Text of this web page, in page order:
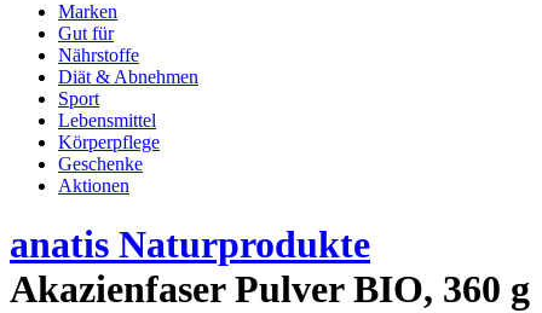
Marken
Gut für
Nährstoffe
Diät & Abnehmen
Sport
Lebensmittel
Körperpflege
Geschenke
Aktionen
anatis Naturprodukte
Akazienfaser Pulver BIO, 360 g